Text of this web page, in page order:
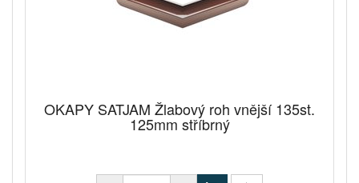
OKAPY SATJAM Žlabový roh vnější 135st.
125mm stříbrný